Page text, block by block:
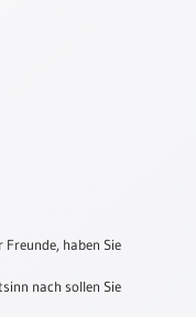
haben Sie
nach sollen Sie